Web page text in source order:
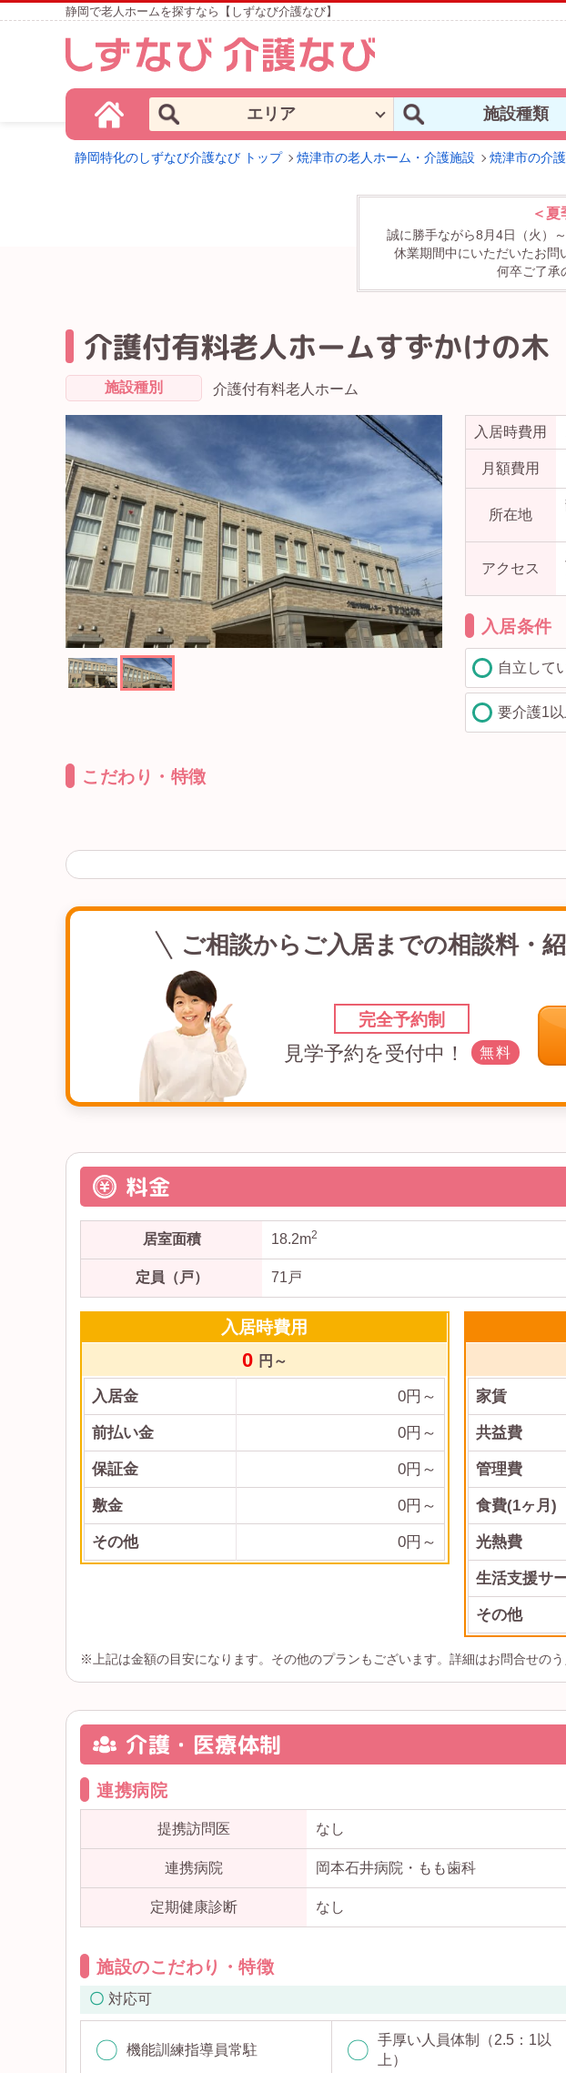
静岡で老人ホームを探すなら【しずなび介護なび】
エリア 施設種類
静岡特化のしずなび介護なび トップ 焼津市の老人ホーム・介護施設 焼津市の介
＜夏
誠に勝手ながら8月4日（火）
休業期間中にいただいたお問
何卒ご了承
介護付有料老人ホームすずかけの木
施設種別 介護付有料老人ホーム
介護付有料老人
入居時費用
月額費用
所在地
アクセス
入居条件
自立して
要介護1以
こだわり・特徴
ご相談からご入居までの相談料・
完全予約制
見学予約を受付中！ 無料
料金
居室面積 18.2m2
定員（戸） 71戸
入居時費用
0 円～
入居金 0円～
前払い金 0円～
保証金 0円～
敷金 0円～
その他 0円～
家賃
共益費
管理費
食費(1ヶ月)
光熱費
生活支援サ
その他
※上記は金額の目安になります。その他のプランもございます。詳細はお問合せのう
介護・医療体制
連携病院
提携訪問医 なし
連携病院 岡本石井病院・もも歯科
定期健康診断 なし
施設のこだわり・特徴
対応可
機能訓練指導員常駐
手厚い人員体制（2.5：1以
上）